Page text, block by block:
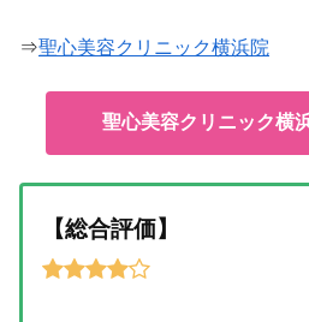
⇒聖心美容クリニック横浜院
聖心美容クリニック横
【総合評価】